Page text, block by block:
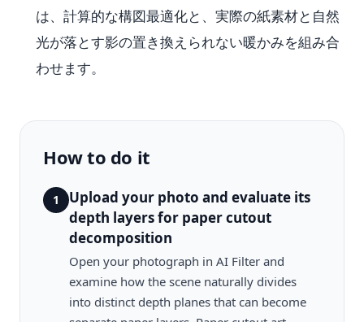
は、計算的な構図最適化と、実際の紙素材と自然
光が落とす影の置き換えられない暖かみを組み合
わせます。
How to do it
1
Upload your photo and evaluate its
depth layers for paper cutout
decomposition
Open your photograph in AI Filter and
examine how the scene naturally divides
into distinct depth planes that can become